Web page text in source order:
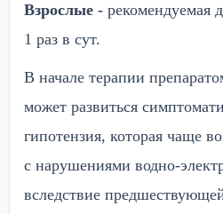
Взрослые - рекомендуемая
1 раз в сут.
В начале терапии
может развиться
гипотензия, которая чаще
с нарушениями водно-
вследствие